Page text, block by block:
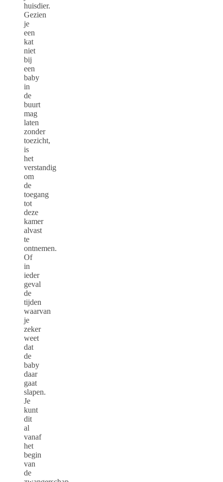
huisdier.
Gezien
je
een
kat
niet
bij
een
baby
in
de
buurt
mag
laten
zonder
toezicht,
is
het
verstandig
om
de
toegang
tot
deze
kamer
alvast
te
ontnemen.
Of
in
ieder
geval
de
tijden
waarvan
je
zeker
weet
dat
de
baby
daar
gaat
slapen.
Je
kunt
dit
al
vanaf
het
begin
van
de